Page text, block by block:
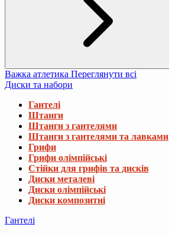
Важка атлетика Переглянути всі
Диски та набори
Гантелі
Штанги
Штанги з гантелями
Штанги з гантелями та лавками
Грифи
Грифи олімпійські
Стійки для грифів та дисків
Диски металеві
Диски олімпійські
Диски композитні
Гантелі